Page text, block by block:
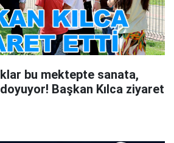
bu mektepte sanata,
Başkan Kılca ziyaret